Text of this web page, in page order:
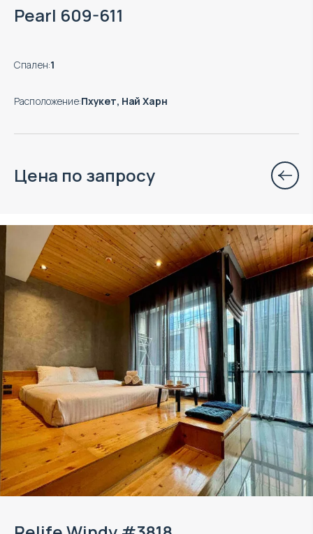
Pearl 609-611
Спален:1
Расположение:Пхукет, Най Харн
Цена по запросу